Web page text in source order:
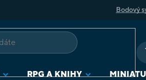
Bodový
RPG A KNIHY